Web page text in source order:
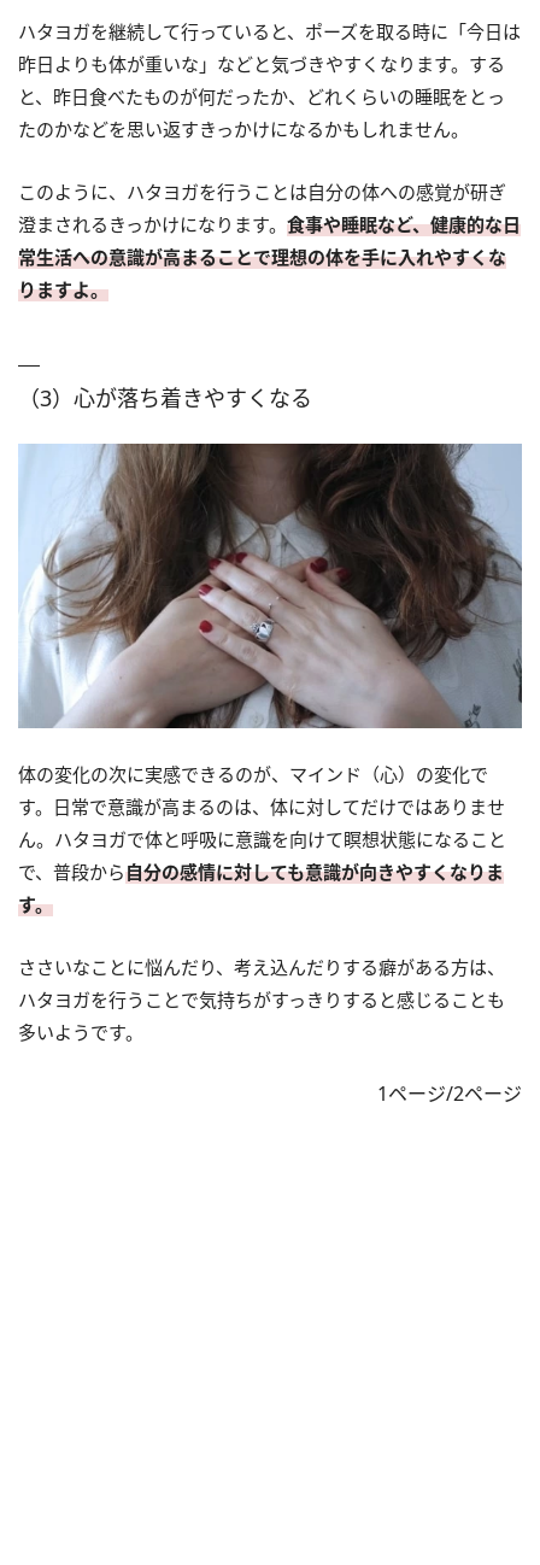
ハタヨガを継続して行っていると、ポーズを取る時に「今日は
昨日よりも体が重いな」などと気づきやすくなります。する
と、昨日食べたものが何だったか、どれくらいの睡眠をとっ
たのかなどを思い返すきっかけになるかもしれません。
このように、ハタヨガを行うことは自分の体への感覚が研ぎ
澄まされるきっかけになります。 食事や睡眠など、健康的な日
常生活への意識が高まることで理想の体を手に入れやすくな
りますよ。
（3）心が落ち着きやすくなる
体の変化の次に実感できるのが、マインド（心）の変化で
す。日常で意識が高まるのは、体に対してだけではありませ
ん。ハタヨガで体と呼吸に意識を向けて瞑想状態になること
で、普段から自分の感情に対しても意識が向きやすくなりま
す。
ささいなことに悩んだり、考え込んだりする癖がある方は、
ハタヨガを行うことで気持ちがすっきりすると感じることも
多いようです。
1ページ/2ページ